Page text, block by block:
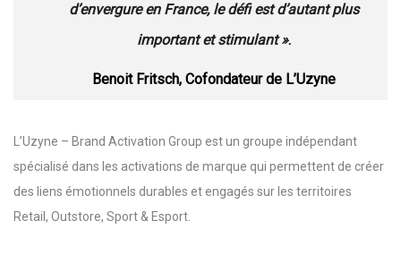
d’envergure en France, le défi est d’autant plus
important et stimulant ».
Benoit Fritsch, Cofondateur de L’Uzyne
L’Uzyne – Brand Activation Group est un groupe indépendant
spécialisé dans les activations de marque qui permettent de créer
des liens émotionnels durables et engagés sur les territoires
Retail, Outstore, Sport & Esport.